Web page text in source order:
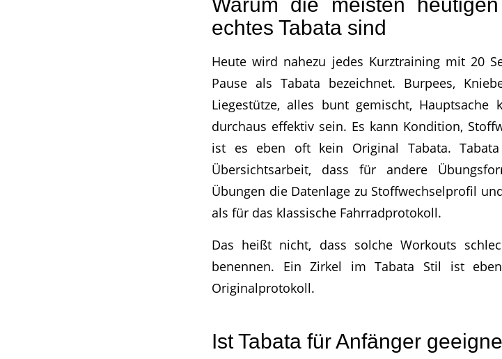
Warum die meisten
echtes Tabata sind
Heute wird nahezu jedes Kurztraining mit 20
Pause als Tabata bezeichnet. Burpees,
Liegestütze, alles bunt gemischt,
durchaus effektiv sein. Es kann Kondition,
ist es eben oft kein Original Tabata.
Übersichtsarbeit, dass für andere
Übungen die Datenlage zu Stoffwechselprofil
als für das klassische Fahrradprotokoll.
Das heißt nicht, dass solche Workouts
benennen. Ein Zirkel im Tabata Stil ist
Originalprotokoll.
Ist Tabata für Anfänger